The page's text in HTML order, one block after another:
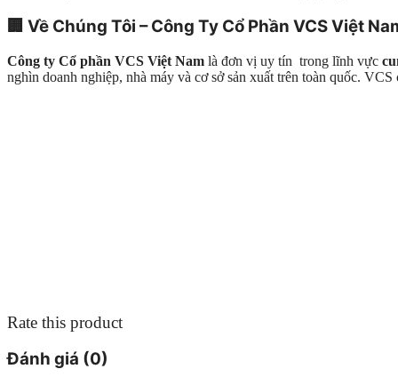
🏢 Về Chúng Tôi – Công Ty Cổ Phần VCS Việt
Công ty Cổ phần VCS Việt Nam là đơn vị uy tín trong lĩnh vực
nghìn doanh nghiệp, nhà máy và cơ sở sản xuất trên toàn quốc.
Rate this product
Đánh giá (0)